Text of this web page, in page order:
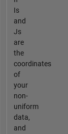
Is
and
Js
are
the
coordinates
of
your
non-
uniform
data,
and